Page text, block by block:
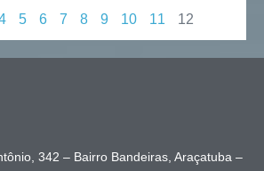
5 6 7 8 9 10 11 12
342 – Bairro Bandeiras, Araçatuba –